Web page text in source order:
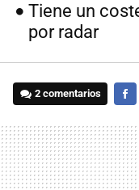
Tiene un
por radar
2 comentarios